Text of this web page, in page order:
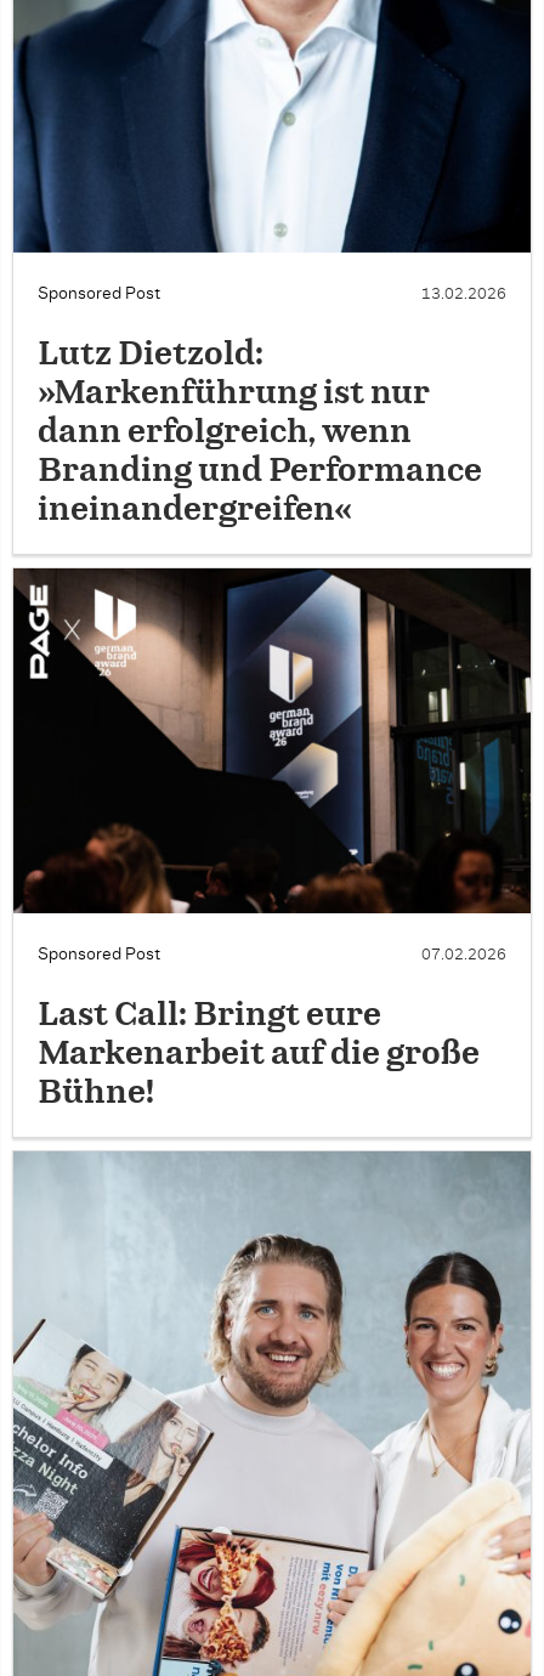
Sponsored Post 13.02.2026
Lutz Dietzold:
»Markenführung ist nur
dann erfolgreich, wenn
Branding und Performance
ineinandergreifen«
Sponsored Post 07.02.2026
Last Call: Bringt eure
Markenarbeit auf die große
Bühne!